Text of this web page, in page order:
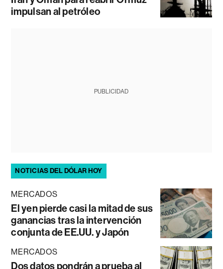
impulsan al petróleo
PUBLICIDAD
NOTICIAS DEL DÓLAR HOY
MERCADOS
El yen pierde casi la mitad de sus
ganancias tras la intervención
conjunta de EE.UU. y Japón
MERCADOS
Dos datos pondrán a prueba al